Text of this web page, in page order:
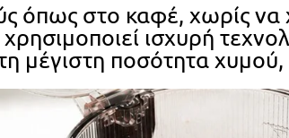
όπως στο καφέ, χωρίς να
ισχυρή
τη μέγιστη ποσότητα